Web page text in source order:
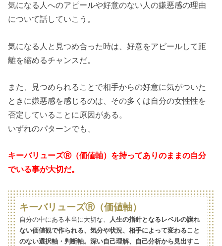
気になる人へのアピールや好意のない人の嫌悪感の理由
について話していこう。
気になる人と見つめ合った時は、好意をアピールして距
離を縮めるチャンスだ。
また、見つめられることで相手からの好意に気がついた
ときに嫌悪感を感じるのは、その多くは自分の女性性を
否定していることに原因がある。
いずれのパターンでも、
キーバリューズⓇ（価値軸） を持ってありのままの自分
でいる事が大切だ。
キーバリューズⓇ（価値軸）
自分の中にある本当に大切な、 人生の指針となるレベルの譲れ
ない価値観で作られる、気分や状況、相手によって変わること
のない選択軸・判断軸。深い自己理解、自己分析から見出すこ